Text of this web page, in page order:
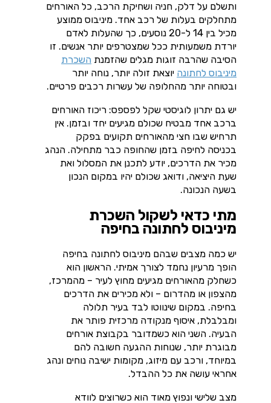
ותשלם על דלק, חניה ושחיקת הרכב, כל האורחים
מתחלקים בעלות של רכב אחד. מיניבוס ממוצע
מכיל בין 14 ל-20 נוסעים, כך שהעלות לאדם
יורדת משמעותית ככל שמצטרפים יותר אנשים. זו
הסיבה שהרבה זוגות מגלים שהזמנת השכרת
מיניבוס לחתונה יוצאת זולה יותר, נוחה יותר
ובטוחה יותר מהחלופה של עשרות רכבים פרטיים.
יש גם יתרון לוגיסטי שקל לפספס: ריכוז האורחים
ברכב אחד מבטיח שכולם מגיעים יחד ובזמן. אין
תרחיש שבו חצי מהאורחים תקועים בפקק
בכניסה לחיפה בזמן שהחופה כבר מתחילה. הנהג
מכיר את הדרכים, יודע לתכנן את המסלול ואת
שעת היציאה, ודואג שכולם יהיו במקום הנכון
בשעה הנכונה.
מתי כדאי לשקול השכרת
מיניבוס לחתונה בחיפה
יש כמה מצבים שבהם מיניבוס לחתונה בחיפה
הופך מרעיון נחמד לצורך אמיתי. הראשון הוא
כשחלק מהאורחים מגיעים מחוץ לעיר – מהמרכז,
מהצפון או מהדרום – ולא מכירים את הדרכים
בחיפה. במקום שינווטו לבד בעיר תלולה
ומבלבלת, איסוף מנקודה מרכזית פותר את
הבעיה. השני הוא כשמדובר בקבוצת אורחים
מבוגרת יותר, שנוחות ההגעה חשובה להם
במיוחד, ורכב עם מיזוג, מקומות ישיבה נוחים ונהג
אחראי עושה את כל ההבדל.
מצב שלישי ונפוץ מאוד הוא כשרוצים לוודא